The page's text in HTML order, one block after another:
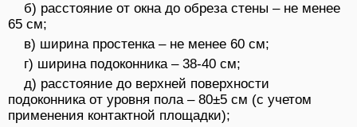
б) расстояние от окна до обреза стены – не менее
65 см;
в) ширина простенка – не менее 60 см;
г) ширина подоконника – 38-40 см;
д) расстояние до верхней поверхности
подоконника от уровня пола – 80±5 см (с учетом
применения контактной площадки);